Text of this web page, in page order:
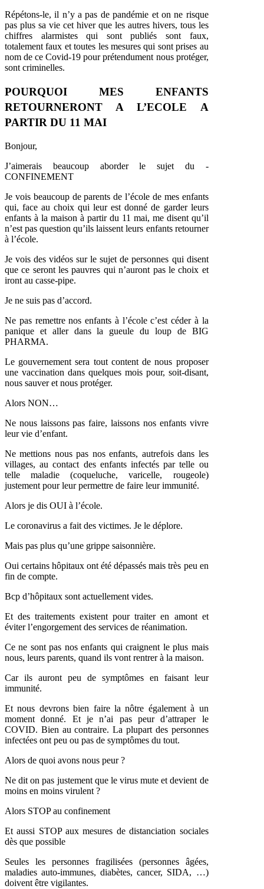
Répétons-le, il n’y a pas de pandémie et on ne risque
pas plus sa vie cet hiver que les autres hivers, tous les
chiffres alarmistes qui sont publiés sont faux,
totalement faux et toutes les mesures qui sont prises au
nom de ce Covid-19 pour prétendument nous protéger,
sont criminelles.
POURQUOI MES ENFANTS
RETOURNERONT A L’ECOLE A
PARTIR DU 11 MAI
Bonjour,
J’aimerais beaucoup aborder le sujet du -
CONFINEMENT
Je vois beaucoup de parents de l’école de mes enfants
qui, face au choix qui leur est donné de garder leurs
enfants à la maison à partir du 11 mai, me disent qu’il
n’est pas question qu’ils laissent leurs enfants retourner
à l’école.
Je vois des vidéos sur le sujet de personnes qui disent
que ce seront les pauvres qui n’auront pas le choix et
iront au casse-pipe.
Je ne suis pas d’accord.
Ne pas remettre nos enfants à l’école c’est céder à la
panique et aller dans la gueule du loup de BIG
PHARMA.
Le gouvernement sera tout content de nous proposer
une vaccination dans quelques mois pour, soit-disant,
nous sauver et nous protéger.
Alors NON…
Ne nous laissons pas faire, laissons nos enfants vivre
leur vie d’enfant.
Ne mettions nous pas nos enfants, autrefois dans les
villages, au contact des enfants infectés par telle ou
telle maladie (coqueluche, varicelle, rougeole)
justement pour leur permettre de faire leur immunité.
Alors je dis OUI à l’école.
Le coronavirus a fait des victimes. Je le déplore.
Mais pas plus qu’une grippe saisonnière.
Oui certains hôpitaux ont été dépassés mais très peu en
fin de compte.
Bcp d’hôpitaux sont actuellement vides.
Et des traitements existent pour traiter en amont et
éviter l’engorgement des services de réanimation.
Ce ne sont pas nos enfants qui craignent le plus mais
nous, leurs parents, quand ils vont rentrer à la maison.
Car ils auront peu de symptômes en faisant leur
immunité.
Et nous devrons bien faire la nôtre également à un
moment donné. Et je n’ai pas peur d’attraper le
COVID. Bien au contraire. La plupart des personnes
infectées ont peu ou pas de symptômes du tout.
Alors de quoi avons nous peur ?
Ne dit on pas justement que le virus mute et devient de
moins en moins virulent ?
Alors STOP au confinement
Et aussi STOP aux mesures de distanciation sociales
dès que possible
Seules les personnes fragilisées (personnes âgées,
maladies auto-immunes, diabètes, cancer, SIDA, …)
doivent être vigilantes.